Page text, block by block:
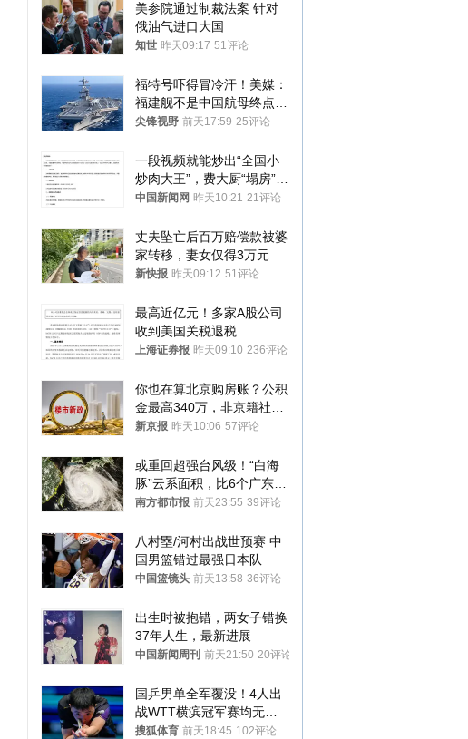
美参院通过制裁法案 针对
俄油气进口大国
知世 昨天09:17 51评论
福特号吓得冒冷汗！美媒：
福建舰不是中国航母终点，
而是新起点！
尖锋视野 前天17:59 25评论
一段视频就能炒出“全国小
炒肉大王”，费大厨“塌房”了
吗？
中国新闻网 昨天10:21 21评论
丈夫坠亡后百万赔偿款被婆
家转移，妻女仅得3万元
新快报 昨天09:12 51评论
最高近亿元！多家A股公司
收到美国关税退税
上海证券报 昨天09:10 236评论
你也在算北京购房账？公积
金最高340万，非京籍社保
1年
新京报 昨天10:06 57评论
或重回超强台风级！“白海
豚”云系面积，比6个广东还
大！深圳官方：注意这件事
南方都市报 前天23:55 39评论
八村塁/河村出战世预赛 中
国男篮错过最强日本队
中国篮镜头 前天13:58 36评论
出生时被抱错，两女子错换
37年人生，最新进展
中国新闻周刊 前天21:50 20评论
国乒男单全军覆没！4人出
战WTT横滨冠军赛均无缘
八强
搜狐体育 前天18:45 102评论